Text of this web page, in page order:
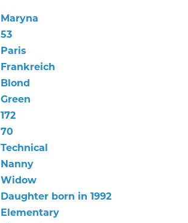
Maryna
53
Paris
Frankreich
Blond
Green
172
70
Technical
Nanny
Widow
Daughter born in 1992
Elementary